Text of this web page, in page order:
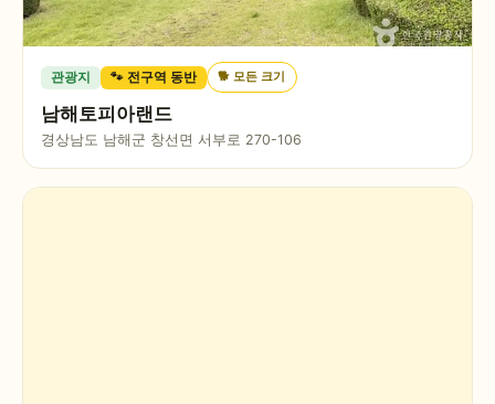
관광지 🐾 전구역 동반 🐕 모든 크기
남해토피아랜드
경상남도 남해군 창선면 서부로 270-106